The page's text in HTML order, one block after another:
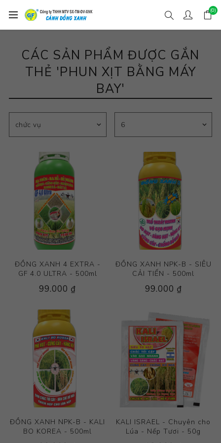
(0)
CÁC SẢN PHẨM ĐƯỢC GẮN
THẺ 'PHUN XỊT BẰNG MÁY
BAY'
ĐỒNG XANH 4 EXTRA -
GF 4.0 ULTRA - 500ml
99.000 ₫
ĐỒNG XANH NPK-B - SIÊU
CẢI TIẾN - 500ml
99.000 ₫
ĐỒNG XANH NPK-B - KALI
BO KOREA - 500ml
KALI ISRAEL - Chuyên cho
Lúa - Nếp Tươi - 50g